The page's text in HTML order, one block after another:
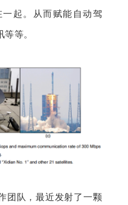
起。从而赋能自动驾
等。
团队，最近发射了一颗